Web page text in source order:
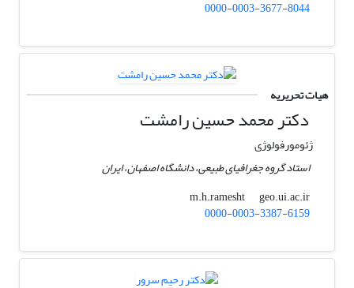
0000-0003-3677-8044
هیات تحریریه
دکتر محمد حسین رامشت
ژئومورفولوژی
استاد گروه جغرافیای طبیعی، دانشگاه اصفهان، ایران
m.h.ramesht
geo.ui.ac.ir
0000-0003-3387-6159